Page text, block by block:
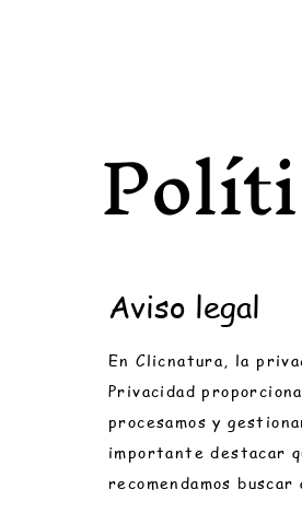
Aviso legal
En Clicnatura, la
Privacidad
procesamos y
importante destacar
recomendamos